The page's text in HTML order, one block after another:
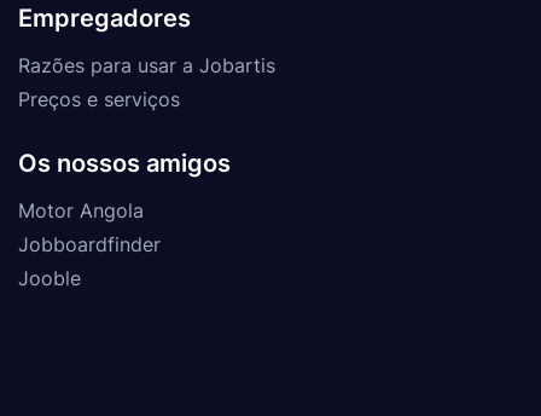
Empregadores
Razões para usar a Jobartis
Preços e serviços
Os nossos amigos
Motor Angola
Jobboardfinder
Jooble